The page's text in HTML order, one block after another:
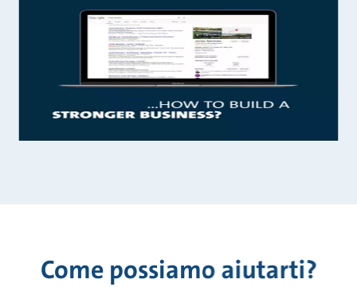
Come possiamo aiutarti?